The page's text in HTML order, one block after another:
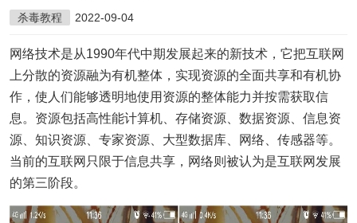
杀毒教程 2022-09-04
网络技术是从1990年代中期发展起来的新技术，它把互联网
上分散的资源融为有机整体，实现资源的全面共享和有机协
作，使人们能够透明地使用资源的整体能力并按需获取信
息。资源包括高性能计算机、存储资源、数据资源、信息资
源、知识资源、专家资源、大型数据库、网络、传感器等。
当前的互联网只限于信息共享，网络则被认为是互联网发展
的第三阶段。